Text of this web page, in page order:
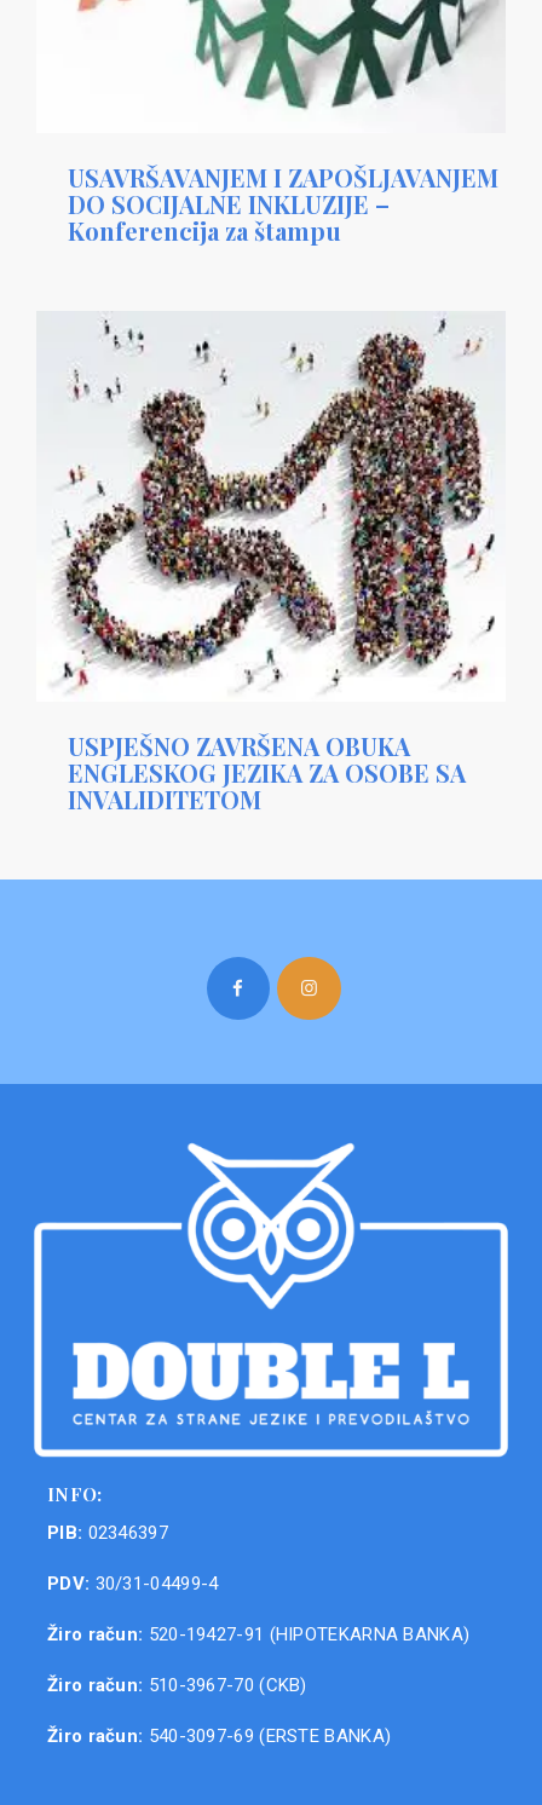
USAVRŠAVANJEM I ZAPOŠLJAVANJEM
DO SOCIJALNE INKLUZIJE –
Konferencija za štampu
USPJEŠNO ZAVRŠENA OBUKA
ENGLESKOG JEZIKA ZA OSOBE SA
INVALIDITETOM
INFO:
PIB: 02346397
PDV: 30/31-04499-4
Žiro račun: 520-19427-91 (HIPOTEKARNA BANKA)
Žiro račun: 510-3967-70 (CKB)
Žiro račun: 540-3097-69 (ERSTE BANKA)